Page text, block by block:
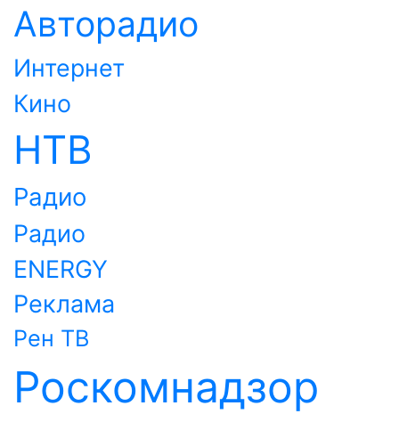
Авторадио
Интернет
Кино
НТВ
Радио
Радио
ENERGY
Реклама
Рен ТВ
Роскомнадзор